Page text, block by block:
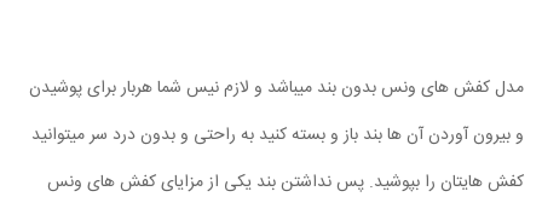
مدل کفش های ونس بدون بند میباشد و لازم نیس شما هربار برای پوشیدن
و بیرون آوردن آن ها بند باز و بسته کنید به راحتی و بدون درد سر میتوانید
کفش هایتان را بپوشید. پس نداشتن بند یکی از مزایای کفش های ونس